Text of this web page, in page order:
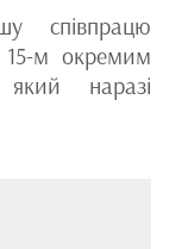
співпрацю
15-м окремим
який наразі